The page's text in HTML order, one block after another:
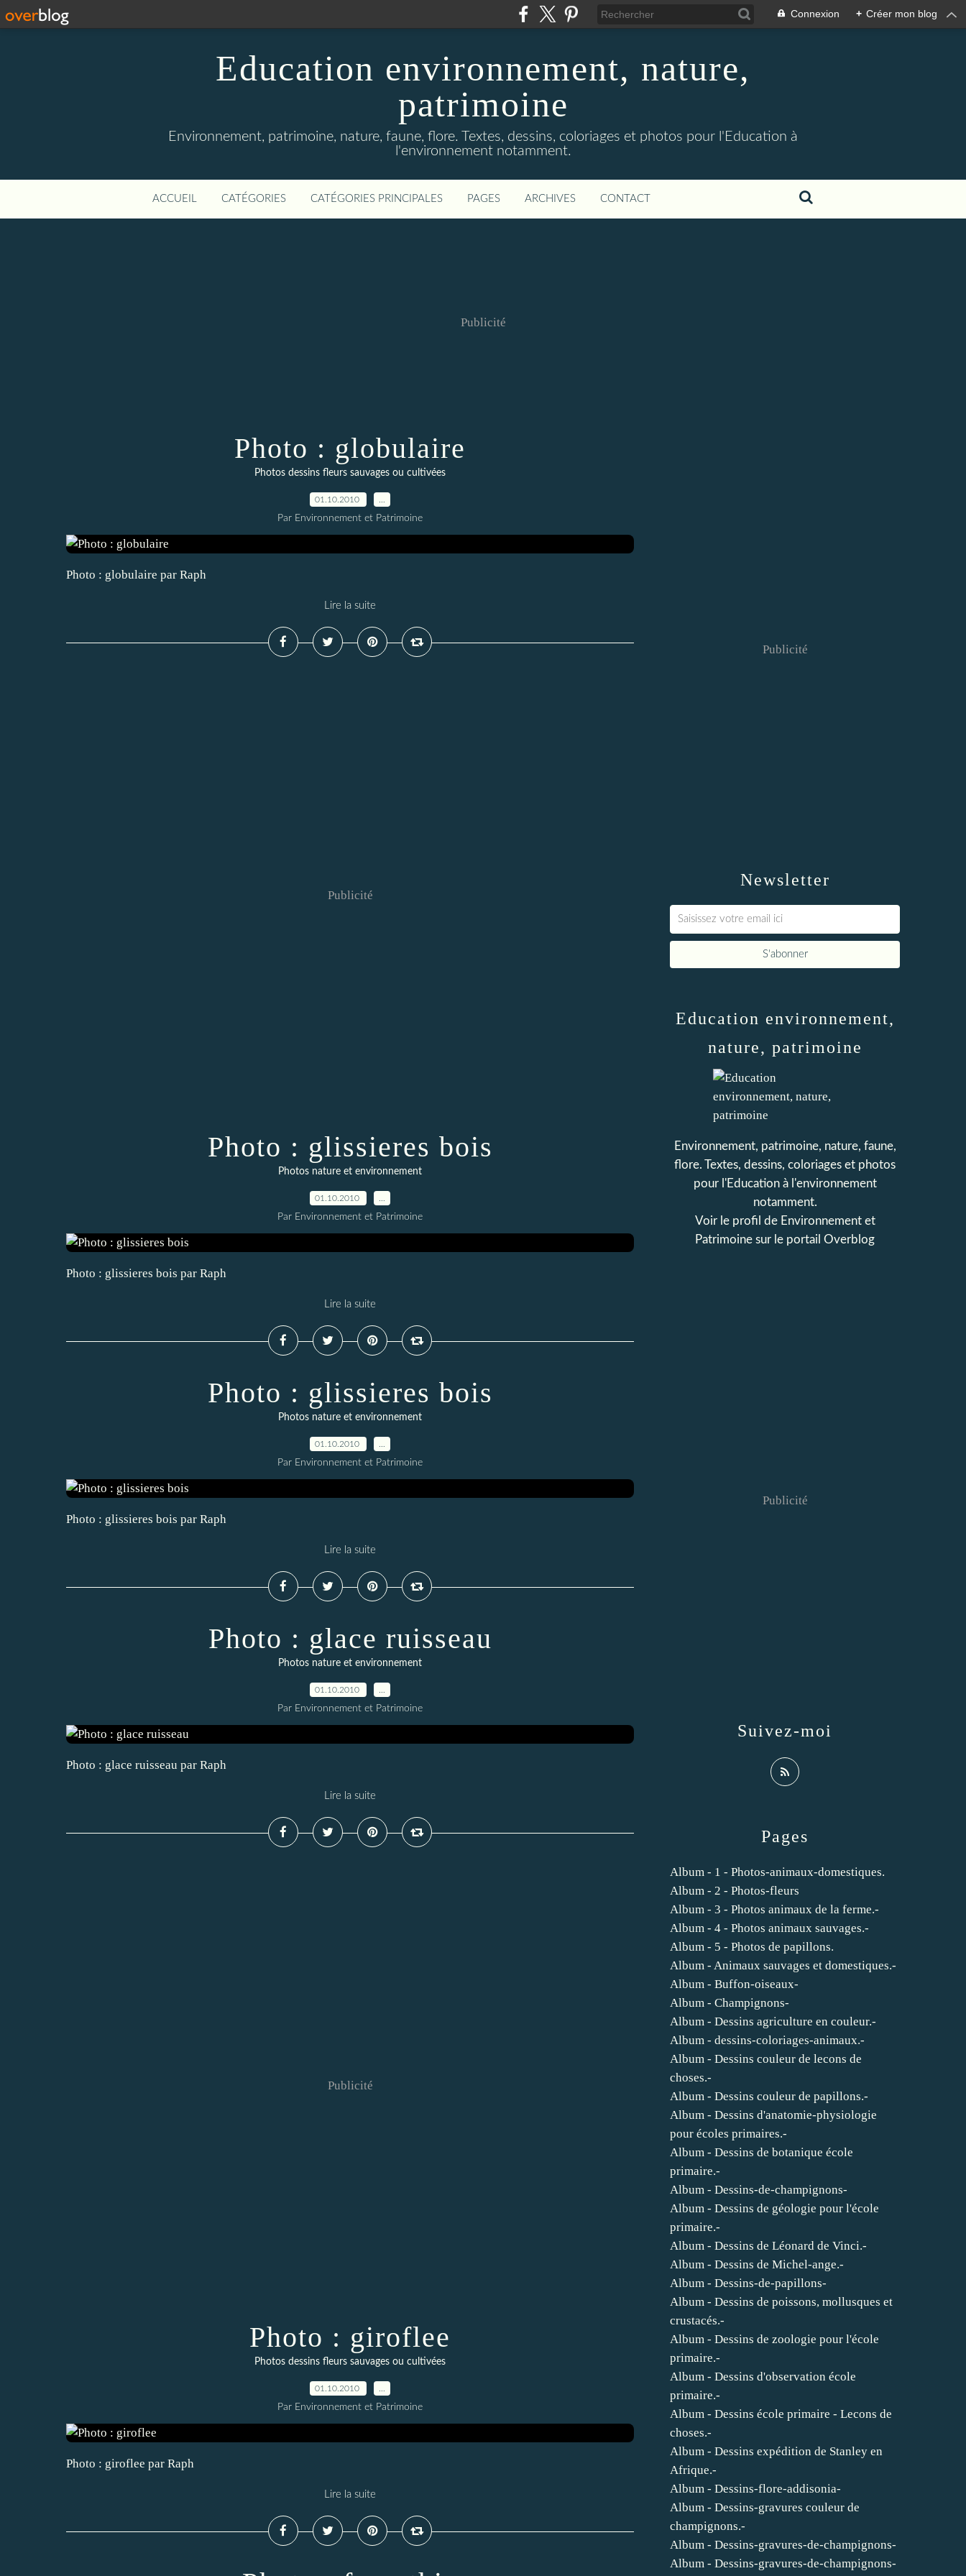
Connexion + Créer mon blog
Education environnement, nature,
patrimoine
Environnement, patrimoine, nature, faune, flore. Textes, dessins, coloriages et photos pour l'Education à
l'environnement notamment.
ACCUEIL CATÉGORIES CATÉGORIES PRINCIPALES PAGES ARCHIVES CONTACT
Publicité
Photo : globulaire
Photos dessins fleurs sauvages ou cultivées
01.10.2010
Par Environnement et Patrimoine
Photo : globulaire par Raph
Lire la suite
Publicité
Photo : glissieres bois
Photos nature et environnement
01.10.2010
Par Environnement et Patrimoine
Photo : glissieres bois par Raph
Lire la suite
Photo : glissieres bois
Photos nature et environnement
01.10.2010
Par Environnement et Patrimoine
Photo : glissieres bois par Raph
Lire la suite
Photo : glace ruisseau
Photos nature et environnement
01.10.2010
Par Environnement et Patrimoine
Photo : glace ruisseau par Raph
Lire la suite
Publicité
Photo : giroflee
Photos dessins fleurs sauvages ou cultivées
01.10.2010
Par Environnement et Patrimoine
Photo : giroflee par Raph
Lire la suite
Newsletter
Publicité
Pages
Album - 1 - Photos-animaux-domestiques.
Album - 2 - Photos-fleurs
Album - 3 - Photos animaux de la ferme.-
Album - 4 - Photos animaux sauvages.-
Album - 5 - Photos de papillons.
Album - Animaux sauvages et domestiques.-
Album - Buffon-oiseaux-
Album - Champignons-
Album - Dessins agriculture en couleur.-
Album - dessins-coloriages-animaux.-
Album - Dessins couleur de lecons de
choses.-
Album - Dessins couleur de papillons.-
Album - Dessins d'anatomie-physiologie
pour écoles primaires.-
Album - Dessins de botanique école
primaire.-
Album - Dessins-de-champignons-
Album - Dessins de géologie pour l'école
primaire.-
Album - Dessins de Léonard de Vinci.-
Album - Dessins de Michel-ange.-
Album - Dessins-de-papillons-
Album - Dessins de poissons, mollusques et
crustacés.-
Album - Dessins de zoologie pour l'école
primaire.-
Album - Dessins d'observation école
primaire.-
Album - Dessins école primaire - Lecons de
choses.-
Album - Dessins expédition de Stanley en
Afrique.-
Album - Dessins-flore-addisonia-
Album - Dessins-gravures couleur de
champignons.-
Album - Dessins-gravures-de-champignons-
Album - Dessins-gravures-de-champignons-
Education environnement,
nature, patrimoine
Environnement, patrimoine, nature, faune,
flore. Textes, dessins, coloriages et photos
pour l'Education à l'environnement
notamment.
Voir le profil de Environnement et
Patrimoine sur le portail Overblog
Suivez-moi
Publicité